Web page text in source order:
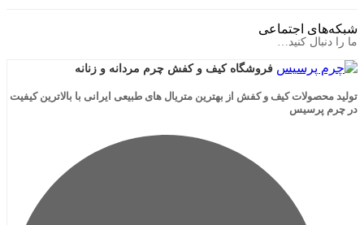
اجتماعی
کنید…
فروشگاه کیف و کفش چرم مردانه و زنانه
کیف و کفش از بهترین متریال های طبیعی ایرانی با بالاترین کیفیت